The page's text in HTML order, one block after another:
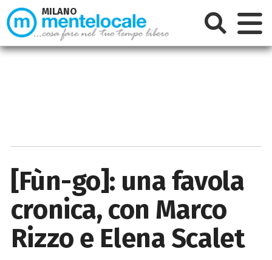
[Fùn-go]: una favola
cronica, con Marco
Rizzo e Elena Scalet
MILANO